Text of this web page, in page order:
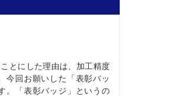
とにした理由は、加工精度
今回お願いした「表彰バッ
。「表彰バッジ」というの